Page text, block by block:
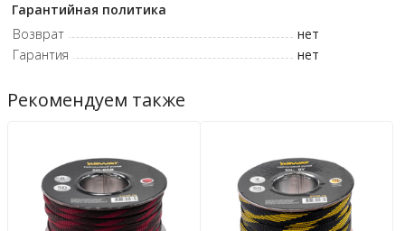
Гарантийная политика
Возврат
нет
Гарантия
нет
Рекомендуем также